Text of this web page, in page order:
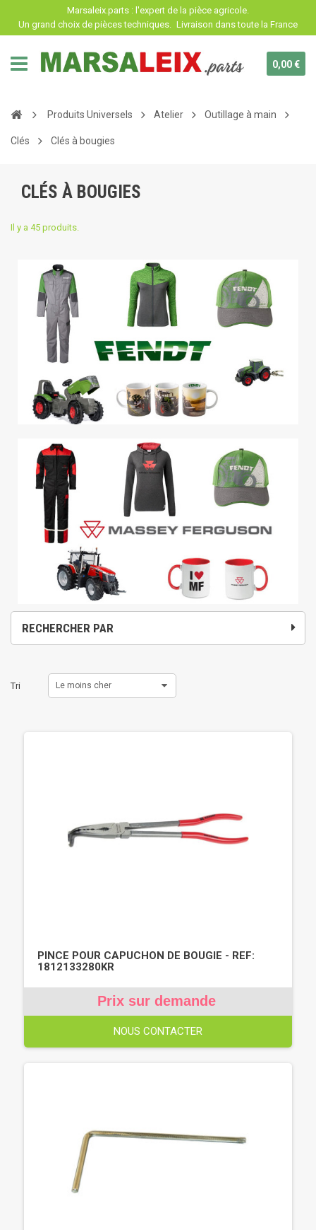
Marsaleix.parts : l'expert de la pièce agricole.
Un grand choix de pièces techniques. Livraison dans toute la France
0,00 €
Produits Universels Atelier Outillage à main
Clés Clés à bougies
CLÉS À BOUGIES
Il y a 45 produits.
RECHERCHER PAR
Tri Le moins cher
PINCE POUR CAPUCHON DE BOUGIE - REF:
1812133280KR
Prix sur demande
NOUS CONTACTER
Panneau de gestion des cookies